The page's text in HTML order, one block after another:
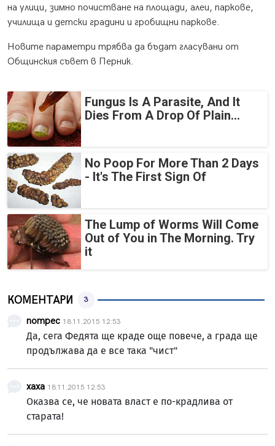
на улици, зимно почистване на площади, алеи, паркове,
училища и детски градини и гробищни паркове.
Новите параметри трябва да бъдат гласувани от
Общинския съвет в Перник.
Fungus Is A Parasite, And It
Dies From A Drop Of Plain...
No Poop For More Than 2 Days
- It's The First Sign Of
The Lump of Worms Will Come
Out of You in The Morning. Try
it
КОМЕНТАРИ 3
потрес 18.11.2015 12:53
Да, сега Федята ще краде още повече, а града ще
продължава да е все така "чист"
хаха 18.11.2015 12:53
Оказва се, че новата власт е по-крадлива от
старата!